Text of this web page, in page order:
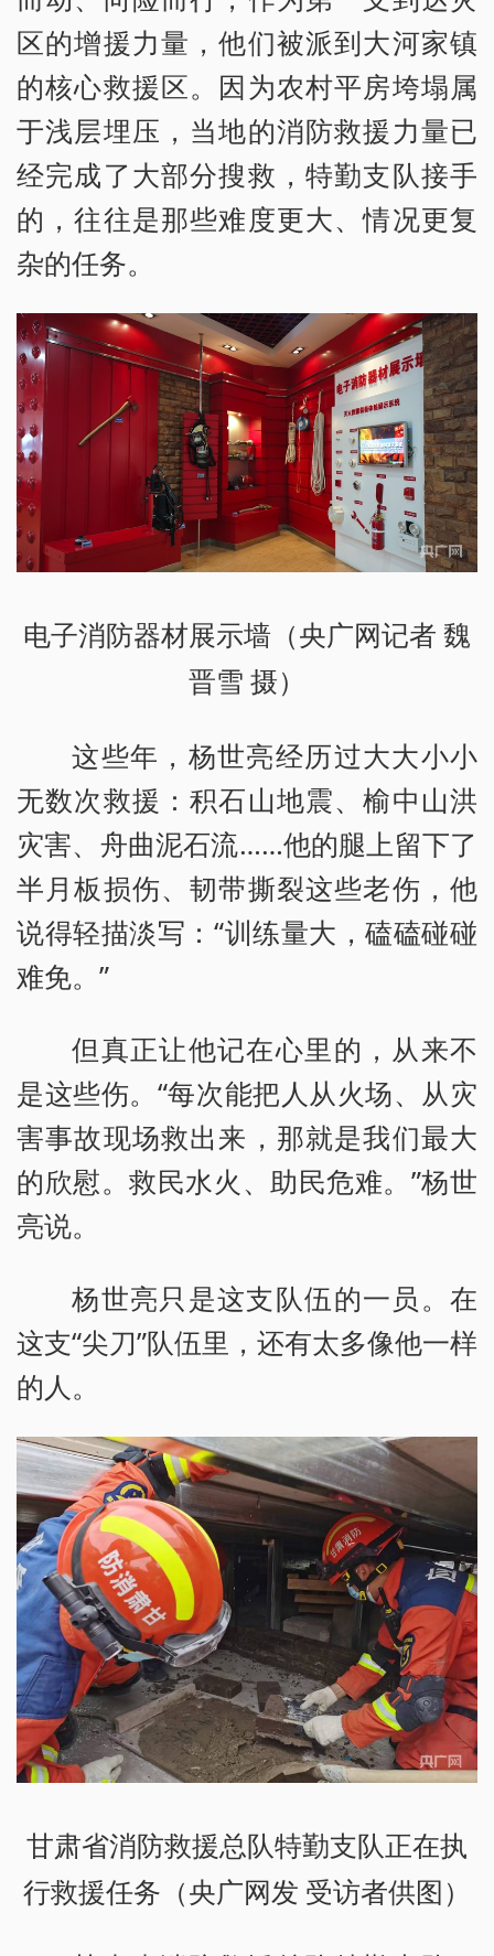
区的增援力量，他们被派到大河家镇
的核心救援区。因为农村平房垮塌属
于浅层埋压，当地的消防救援力量已
经完成了大部分搜救，特勤支队接手
的，往往是那些难度更大、情况更复
杂的任务。
电子消防器材展示墙（央广网记者 魏
晋雪 摄）
这些年，杨世亮经历过大大小小
无数次救援：积石山地震、榆中山洪
灾害、舟曲泥石流……他的腿上留下了
半月板损伤、韧带撕裂这些老伤，他
说得轻描淡写：“训练量大，磕磕碰碰
难免。”
但真正让他记在心里的，从来不
是这些伤。“每次能把人从火场、从灾
害事故现场救出来，那就是我们最大
的欣慰。救民水火、助民危难。”杨世
亮说。
杨世亮只是这支队伍的一员。在
这支“尖刀”队伍里，还有太多像他一样
的人。
甘肃省消防救援总队特勤支队正在执
行救援任务（央广网发 受访者供图）